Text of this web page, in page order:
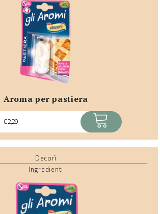
aroma per pastiera
€2,29 ACQUISTA
Decorì
Ingredienti